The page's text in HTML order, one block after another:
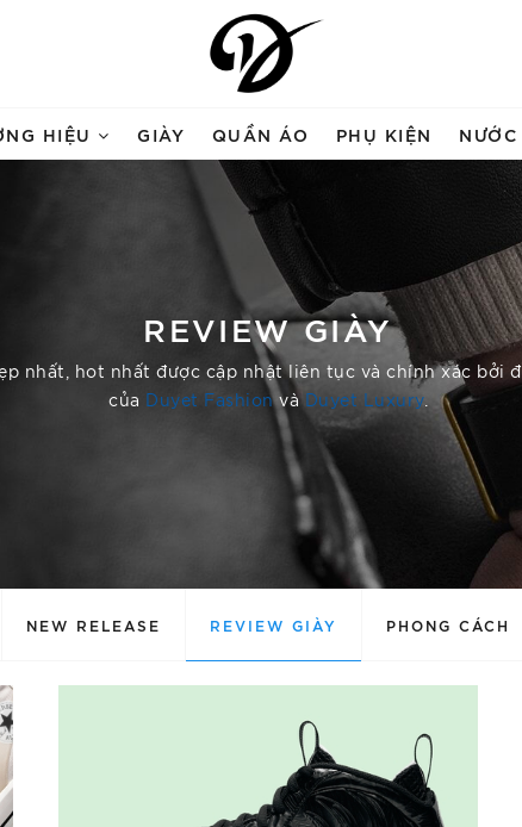
HIỆU GIÀY QUẦN ÁO PHỤ KIỆN
REVIEW GIÀY
nhất, hot nhất được cập nhật liên tục và chính xác bởi
của Duyet FashionvàDuyet Luxury.
NEW RELEASE REVIEW GIÀY PHONG CÁCH